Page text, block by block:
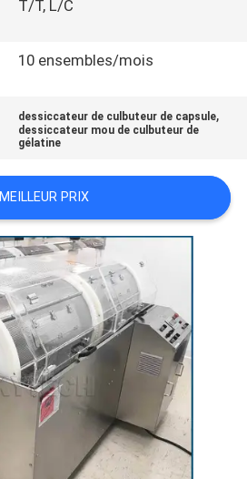
T/T, L/C
10 ensembles/mois
dessiccateur de culbuteur de capsule,
dessiccateur mou de culbuteur de
gélatine
MEILLEUR PRIX